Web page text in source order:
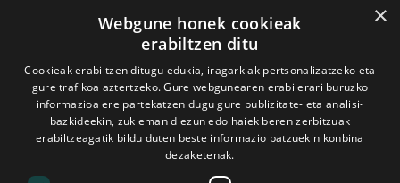
×
Webgune honek cookieak
erabiltzen ditu
Cookieak erabiltzen ditugu edukia, iragarkiak pertsonalizatzeko eta
gure trafikoa aztertzeko. Gure webgunearen erabilerari buruzko
informazioa ere partekatzen dugu gure publizitate- eta analisi-
bazkideekin, zuk eman diezun edo haiek beren zerbitzuak
erabiltzeagatik bildu duten beste informazio batzuekin konbina
dezaketenak.